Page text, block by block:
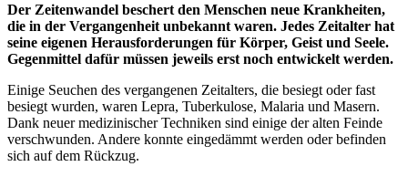
Der Zeitenwandel beschert den Menschen neue Krankheiten,
die in der Vergangenheit unbekannt waren. Jedes Zeitalter hat
seine eigenen Herausforderungen für Körper, Geist und Seele.
Gegenmittel dafür müssen jeweils erst noch entwickelt werden.
Einige Seuchen des vergangenen Zeitalters, die besiegt oder fast
besiegt wurden, waren Lepra, Tuberkulose, Malaria und Masern.
Dank neuer medizinischer Techniken sind einige der alten Feinde
verschwunden. Andere konnte eingedämmt werden oder befinden
sich auf dem Rückzug.